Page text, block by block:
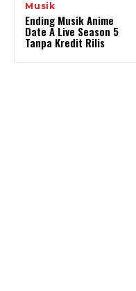
Musik
Ending Musik Anime
Date A Live Season 5
Tanpa Kredit Rilis